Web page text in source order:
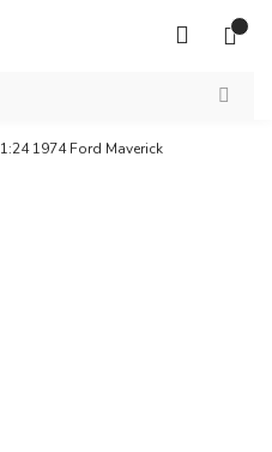
1:24 1974 Ford Maverick